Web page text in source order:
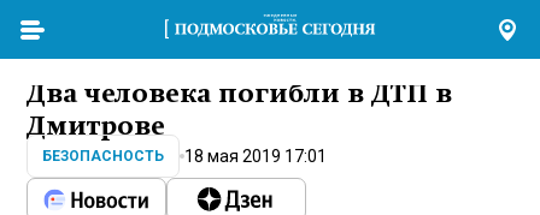
Два человека погибли в ДТП в
Дмитрове
БЕЗОПАСНОСТЬ 18 мая 2019 17:01